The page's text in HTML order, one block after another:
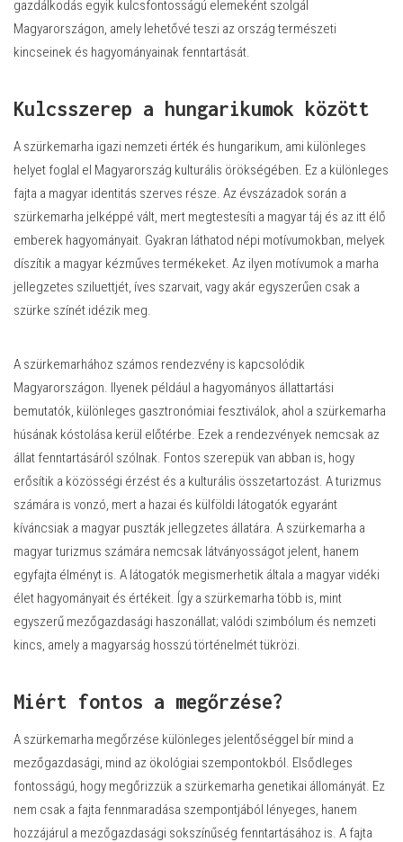
gazdálkodás egyik kulcsfontosságú elemeként szolgál
Magyarországon, amely lehetővé teszi az ország természeti
kincseinek és hagyományainak fenntartását.
Kulcsszerep a hungarikumok között
A szürkemarha igazi nemzeti érték és hungarikum, ami különleges
helyet foglal el Magyarország kulturális örökségében. Ez a különleges
fajta a magyar identitás szerves része. Az évszázadok során a
szürkemarha jelképpé vált, mert megtestesíti a magyar táj és az itt élő
emberek hagyományait. Gyakran láthatod népi motívumokban, melyek
díszítik a magyar kézműves termékeket. Az ilyen motívumok a marha
jellegzetes sziluettjét, íves szarvait, vagy akár egyszerűen csak a
szürke színét idézik meg.
A szürkemarhához számos rendezvény is kapcsolódik
Magyarországon. Ilyenek például a hagyományos állattartási
bemutatók, különleges gasztronómiai fesztiválok, ahol a szürkemarha
húsának kóstolása kerül előtérbe. Ezek a rendezvények nemcsak az
állat fenntartásáról szólnak. Fontos szerepük van abban is, hogy
erősítik a közösségi érzést és a kulturális összetartozást. A turizmus
számára is vonzó, mert a hazai és külföldi látogatók egyaránt
kíváncsiak a magyar puszták jellegzetes állatára. A szürkemarha a
magyar turizmus számára nemcsak látványosságot jelent, hanem
egyfajta élményt is. A látogatók megismerhetik általa a magyar vidéki
élet hagyományait és értékeit. Így a szürkemarha több is, mint
egyszerű mezőgazdasági haszonállat; valódi szimbólum és nemzeti
kincs, amely a magyarság hosszú történelmét tükrözi.
Miért fontos a megőrzése?
A szürkemarha megőrzése különleges jelentőséggel bír mind a
mezőgazdasági, mind az ökológiai szempontokból. Elsődleges
fontosságú, hogy megőrizzük a szürkemarha genetikai állományát. Ez
nem csak a fajta fennmaradása szempontjából lényeges, hanem
hozzájárul a mezőgazdasági sokszínűség fenntartásához is. A fajta